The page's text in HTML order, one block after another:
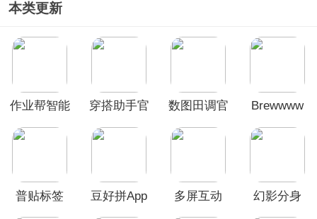
本类更新
作业帮智能
穿搭助手官
数图田调官
Brewwww
普贴标签
豆好拼App
多屏互动
幻影分身